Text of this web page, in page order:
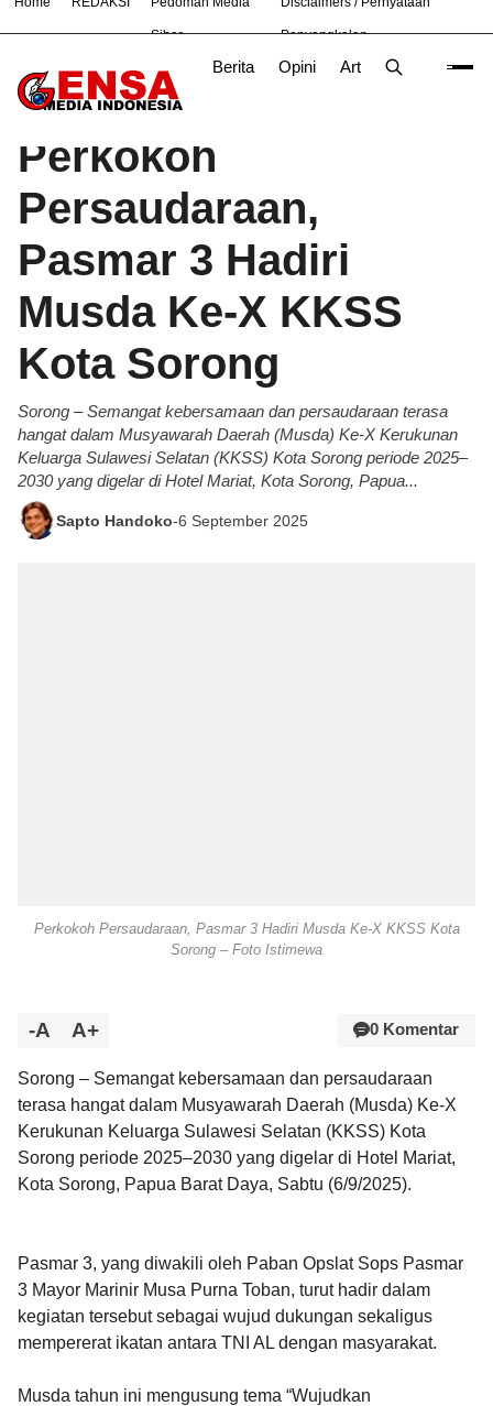
Siber Penyangkalan
Berita Opini Artikel
# Bekasi Bogor Nasional News OLAHRAGA
Beranda/Berita
Perkokoh
Persaudaraan,
Pasmar 3 Hadiri
Musda Ke-X KKSS
Kota Sorong
Sorong – Semangat kebersamaan dan persaudaraan terasa
hangat dalam Musyawarah Daerah (Musda) Ke-X Kerukunan
Keluarga Sulawesi Selatan (KKSS) Kota Sorong periode 2025–
2030 yang digelar di Hotel Mariat, Kota Sorong, Papua...
Sapto Handoko-6 September 2025
Perkokoh Persaudaraan, Pasmar 3 Hadiri Musda Ke-X KKSS Kota
Sorong – Foto Istimewa
-A A+ 0 Komentar
Sorong – Semangat kebersamaan dan persaudaraan
terasa hangat dalam Musyawarah Daerah (Musda) Ke-X
Kerukunan Keluarga Sulawesi Selatan (KKSS) Kota
Sorong periode 2025–2030 yang digelar di Hotel Mariat,
Kota Sorong, Papua Barat Daya, Sabtu (6/9/2025).
Pasmar 3, yang diwakili oleh Paban Opslat Sops Pasmar
3 Mayor Marinir Musa Purna Toban, turut hadir dalam
kegiatan tersebut sebagai wujud dukungan sekaligus
mempererat ikatan antara TNI AL dengan masyarakat.
Musda tahun ini mengusung tema “Wujudkan